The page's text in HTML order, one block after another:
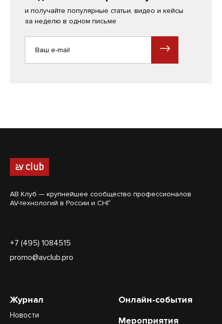
и получайте популярные статьи, видео и кейсы
за неделю в одном письме
АВ Клуб — крупнейшее сообщество профессионалов
AV-технологий в России и СНГ
+7 (495) 1084515
promo@avclub.pro
Журнал
Новости
Онлайн-события
Мероприятия